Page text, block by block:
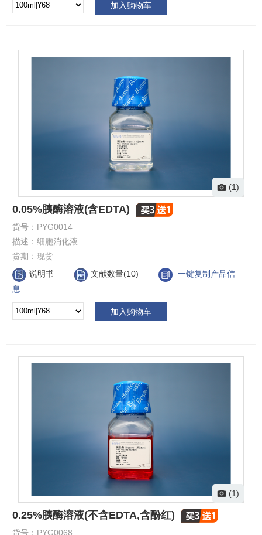
加入购物车
(1)
0.05%胰酶溶液(含EDTA)
货号： PYG0014
描述： 细胞消化液
货期： 现货
说明书
文献数量(10)
一键复制产品信
息
加入购物车
(1)
0.25%胰酶溶液(不含EDTA,含酚红)
货号： PYG0068